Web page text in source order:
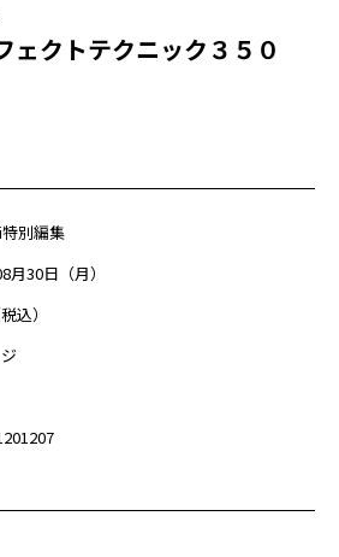
ェクトテクニック３５０
別編集
月30日（月）
込）